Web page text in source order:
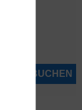
JETZT BUCHEN